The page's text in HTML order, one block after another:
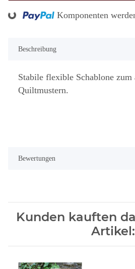
Loading... Komponenten
Beschreibung
Stabile flexible Schablone zum
Quiltmustern.
Bewertungen
Kunden kauften
Artikel: